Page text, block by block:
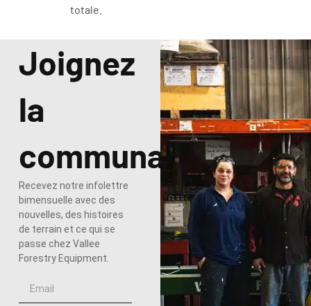
totale.
Joignez
la
communauté
Recevez notre infolettre
bimensuelle avec des
nouvelles, des histoires
de terrain et ce qui se
passe chez Vallee
Forestry Equipment.